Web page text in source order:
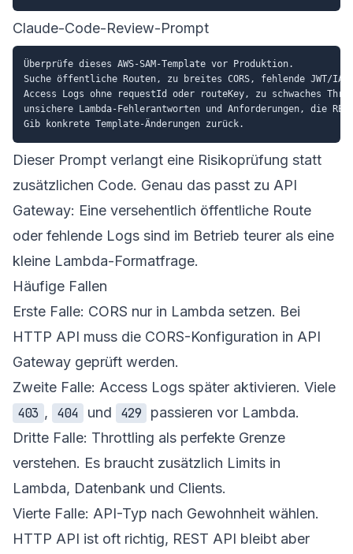
Claude-Code-Review-Prompt
Überprüfe dieses AWS-SAM-Template vor Produktion.
Suche öffentliche Routen, zu breites CORS, fehlende JWT/
Access Logs ohne requestId oder routeKey, zu schwaches
unsichere Lambda-Fehlerantworten und Anforderungen, die
Dieser Prompt verlangt eine Risikoprüfung statt
zusätzlichen Code. Genau das passt zu API
Gateway: Eine versehentlich öffentliche Route
oder fehlende Logs sind im Betrieb teurer als eine
kleine Lambda-Formatfrage.
Häufige Fallen
Erste Falle: CORS nur in Lambda setzen. Bei
HTTP API muss die CORS-Konfiguration in API
Gateway geprüft werden.
Zweite Falle: Access Logs später aktivieren. Viele
403 , 404 und 429
passieren vor Lambda.
Dritte Falle: Throttling als perfekte Grenze
verstehen. Es braucht zusätzlich Limits in
Lambda, Datenbank und Clients.
Vierte Falle: API-Typ nach Gewohnheit wählen.
HTTP API ist oft richtig, REST API bleibt aber